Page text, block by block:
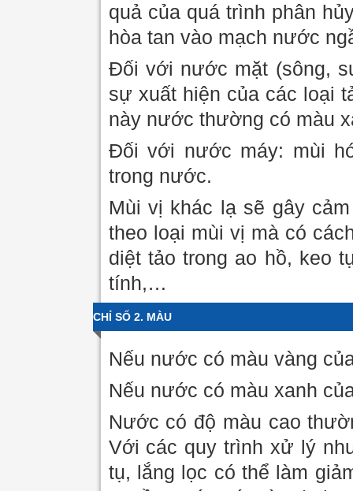
quả của quá trình phân
hòa tan vào mạch nước
Đối với nước mặt (sông,
sự xuất hiện của các loại
này nước thường có màu
Đối với nước máy: mùi
trong nước.
Mùi vị khác lạ sẽ gây
theo loại mùi vị mà có
diệt tảo trong ao hồ, keo
tính,…
CHỈ SỐ 2. MÀU
Nếu nước có màu vàng
Nếu nước có màu xanh
Nước có độ màu cao
Với các quy trình xử lý
tụ, lắng lọc có thể làm